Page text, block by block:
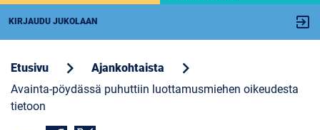
KIRJAUDU JUKOLAAN exit_to_app
Etusivu chevron_right Ajankohtaista chevron_right
Avainta-pöydässä puhuttiin luottamusmiehen oikeudesta
tietoon